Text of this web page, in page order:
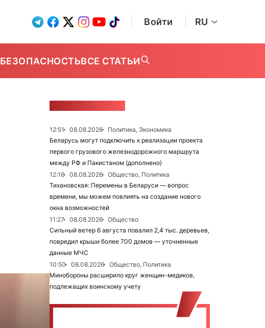
Войти RU
БЕЗОПАСНОСТЬВСЕ СТАТЬИ
12:51 08.08.2026
Политика, Экономика
Беларусь могут подключить к реализации проекта
первого грузового железнодорожного маршрута
между РФ и Пакистаном (дополнено)
12:16
08.08.2026
Общество, Политика
Тихановская: Перемены в Беларуси — вопрос
времени, мы можем повлиять на создание нового
окна возможностей
11:27
08.08.2026
Общество
Сильный ветер 6 августа повалил 2,4 тыс. деревьев,
повредил крыши более 700 домов — уточненные
данные МЧС
10:50
08.08.2026
Общество, Политика
Минобороны расширило круг женщин-медиков,
подлежащих воинскому учету